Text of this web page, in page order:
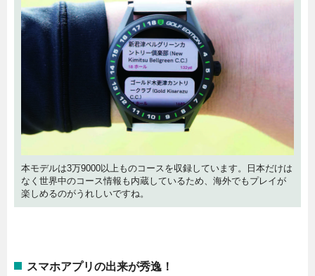
本モデルは3万9000以上ものコースを収録しています。日本だけは
なく世界中のコース情報も内蔵しているため、海外でもプレイが
楽しめるのがうれしいですね。
スマホアプリの出来が秀逸！